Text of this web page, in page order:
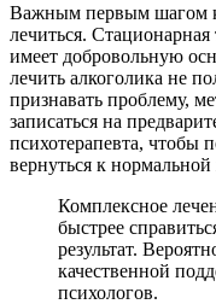
Важным первым шагом
лечиться.
имеет добровольную
лечить алкоголика не
признавать проблему,
записаться на
психотерапевта, чтобы
вернуться к
Комплексное
быстрее
результат.
качественной
психологов.